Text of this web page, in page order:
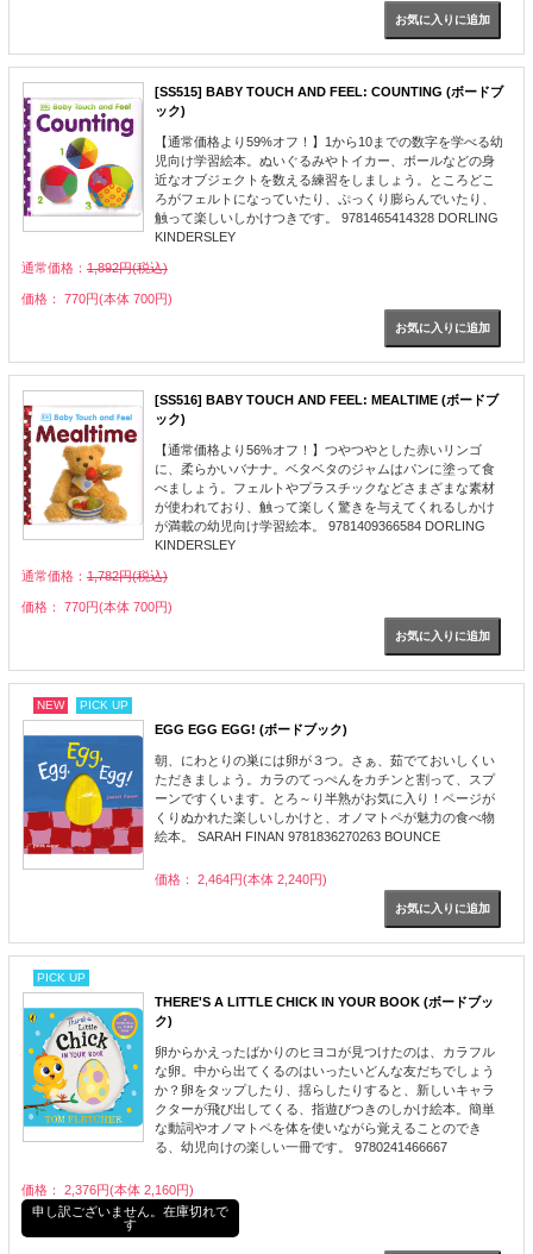
[SS515] BABY TOUCH AND FEEL: COUNTING (ボードブ
ック)
【通常価格より59%オフ！】1から10までの数字を学べる幼
児向け学習絵本。ぬいぐるみやトイカー、ボールなどの身
近なオブジェクトを数える練習をしましょう。ところどこ
ろがフェルトになっていたり、ぷっくり膨らんでいたり、
触って楽しいしかけつきです。 9781465414328 DORLING
KINDERSLEY
通常価格： 1,892円(税込)
価格： 770円(本体 700円)
[SS516] BABY TOUCH AND FEEL: MEALTIME (ボードブ
ック)
【通常価格より56%オフ！】つやつやとした赤いリンゴ
に、柔らかいバナナ。ベタベタのジャムはパンに塗って食
べましょう。フェルトやプラスチックなどさまざまな素材
が使われており、触って楽しく驚きを与えてくれるしかけ
が満載の幼児向け学習絵本。 9781409366584 DORLING
KINDERSLEY
通常価格： 1,782円(税込)
価格： 770円(本体 700円)
NEW PICK UP
EGG EGG EGG! (ボードブック)
朝、にわとりの巣には卵が３つ。さぁ、茹でておいしくい
ただきましょう。カラのてっぺんをカチンと割って、スプ
ーンですくいます。とろ～り半熟がお気に入り！ページが
くりぬかれた楽しいしかけと、オノマトペが魅力の食べ物
絵本。 SARAH FINAN 9781836270263 BOUNCE
価格： 2,464円(本体 2,240円)
PICK UP
THERE'S A LITTLE CHICK IN YOUR BOOK (ボードブッ
ク)
卵からかえったばかりのヒヨコが見つけたのは、カラフル
な卵。中から出てくるのはいったいどんな友だちでしょう
か？卵をタップしたり、揺らしたりすると、新しいキャラ
クターが飛び出してくる、指遊びつきのしかけ絵本。簡単
な動詞やオノマトペを体を使いながら覚えることのでき
る、幼児向けの楽しい一冊です。 9780241466667
価格： 2,376円(本体 2,160円)
申し訳ございません。在庫切れで
す